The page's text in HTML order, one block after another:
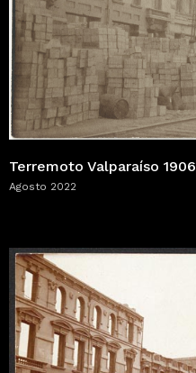
Terremoto Valparaíso 1906
Agosto 2022